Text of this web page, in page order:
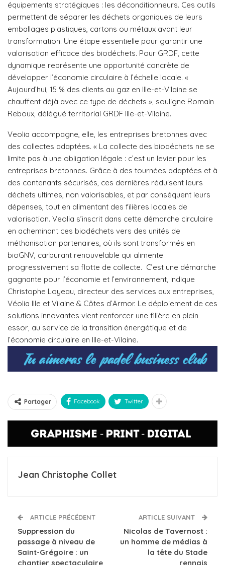
équipements stratégiques : les déconditionneurs. Ces outils
permettent de séparer les déchets organiques de leurs
emballages plastiques, cartons ou métaux avant leur
transformation. Une étape essentielle pour garantir une
valorisation efficace des biodéchets. Pour GRDF , cette
dynamique représente une opportunité concrète de
développer l’économie circulaire à l’échelle locale. «
Aujourd’hui, 15 % des clients au gaz en Ille-et-Vilaine se
chauffent déjà avec ce type de déchets », souligne Romain
Reboux, délégué territorial GRDF Ille-et-Vilaine.
Veolia accompagne, elle, les entreprises bretonnes avec
des collectes adaptées. « La collecte des biodéchets ne se
limite pas à une obligation légale : c’est un levier pour les
entreprises bretonnes. Grâce à des tournées adaptées et à
des contenants sécurisés, ces dernières réduisent leurs
déchets ultimes, non valorisables, et par conséquent leurs
dépenses, tout en alimentant des filières locales de
valorisation. Veolia s’inscrit dans cette démarche circulaire
en acheminant ces biodéchets vers des unités de
méthanisation partenaires, où ils sont transformés en
bioGNV, carburant renouvelable qui alimente
progressivement sa flotte de collecte. C’est une démarche
gagnante pour l’économie et l’environnement, indique
Christophe Loyeau, directeur des services aux entreprises,
Véolia Ille et Vilaine & Côtes d’Armor. Le déploiement de ces
solutions innovantes vient renforcer une filière en plein
essor, au service de la transition énergétique et de
l’économie circulaire en Ille-et-Vilaine.
Partager Facebook Twitter
Jean Christophe Collet
ARTICLE PRÉCÉDENT
Suppression du
passage à niveau de
Saint-Grégoire : un
chantier spectaculaire
ARTICLE SUIVANT
Nicolas de Tavernost :
un homme de médias à
la tête du Stade
rennais